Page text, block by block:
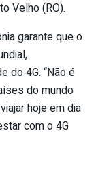
Velho (RO).
garante que o
do 4G. “Não é
do mundo
hoje em dia
com o 4G